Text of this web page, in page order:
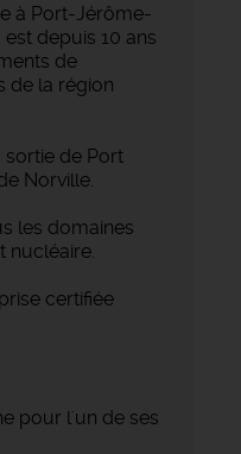
à Port-Jérôme-
depuis 10 ans
de
de la région
sortie de Port
Norville.
les domaines
nucléaire.
certifiée
pour l'un de ses